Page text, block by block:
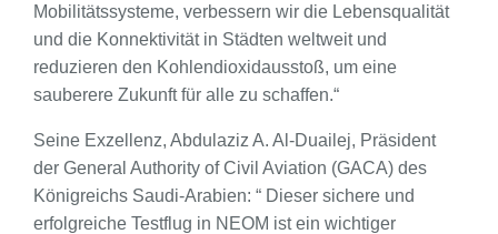
Mobilitätssysteme, verbessern wir die Lebensqualität
und die Konnektivität in Städten weltweit und
reduzieren den Kohlendioxidausstoß, um eine
sauberere Zukunft für alle zu schaffen.“
Seine Exzellenz, Abdulaziz A. Al-Duailej, Präsident
der General Authority of Civil Aviation (GACA) des
Königreichs Saudi-Arabien: “ Dieser sichere und
erfolgreiche Testflug in NEOM ist ein wichtiger